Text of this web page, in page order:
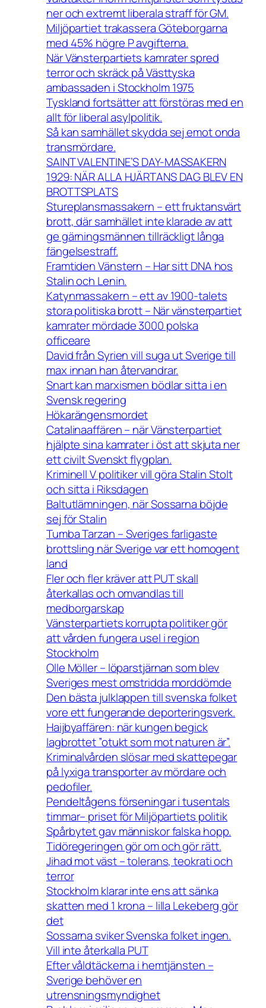
ner och extremt liberala straff för GM.
Miljöpartiet trakassera Göteborgarna
med 45% högre P avgifterna.
När Vänsterpartiets kamrater spred
terror och skräck på Västtyska
ambassaden i Stockholm 1975
Tyskland fortsätter att förstöras med en
allt för liberal asylpolitik.
Så kan samhället skydda sej emot onda
transmördare.
SAINT VALENTINE’S DAY-MASSAKERN
1929: NÄR ALLA HJÄRTANS DAG BLEV EN
BROTTSPLATS
Stureplansmassakern – ett fruktansvärt
brott, där samhället inte klarade av att
ge gärningsmännen tillräckligt långa
fängelsestraff.
Framtiden Vänstern – Har sitt DNA hos
Stalin och Lenin.
Katynmassakern – ett av 1900-talets
stora politiska brott – När vänsterpartiet
kamrater mördade 3000 polska
officeare
David från Syrien vill suga ut Sverige till
max innan han återvandrar.
Snart kan marxismen bödlar sitta i en
Svensk regering
Hökarängensmordet
Catalinaaffären – när Vänsterpartiet
hjälpte sina kamrater i öst att skjuta ner
ett civilt Svenskt flygplan.
Kriminell V politiker vill göra Stalin Stolt
och sitta i Riksdagen
Baltutlämningen, när Sossarna böjde
sej för Stalin
Tumba Tarzan – Sveriges farligaste
brottsling när Sverige var ett homogent
land
Fler och fler kräver att PUT skall
återkallas och omvandlas till
medborgarskap
Vänsterpartiets korrupta politiker gör
att vården fungera usel i region
Stockholm
Olle Möller – löparstjärnan som blev
Sveriges mest omstridda morddömde
Den bästa julklappen till svenska folket
vore ett fungerande deporteringsverk.
Haijbyaffären: när kungen begick
lagbrottet ”otukt som mot naturen är”.
Kriminalvården slösar med skattepegar
på lyxiga transporter av mördare och
pedofiler.
Pendeltågens förseningar i tusentals
timmar– priset för Miljöpartiets politik
Spårbytet gav människor falska hopp.
Tidöregeringen gör om och gör rätt.
Jihad mot väst – tolerans, teokrati och
terror
Stockholm klarar inte ens att sänka
skatten med 1 krona – lilla Lekeberg gör
det
Sossarna sviker Svenska folket ingen.
Vill inte återkalla PUT
Efter våldtäckerna i hemtjänsten –
Sverige behöver en
utrensningsmyndighet